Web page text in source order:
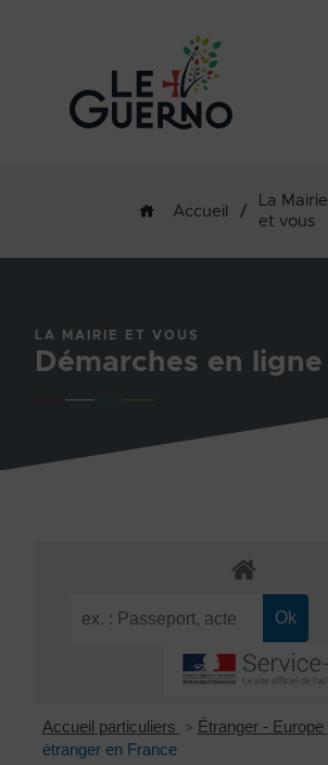
Accueil /
La Mairie
et vous
LA MAIRIE ET VOUS
Démarches en ligne
Accueil particuliers > Étranger - Europe
étranger en France